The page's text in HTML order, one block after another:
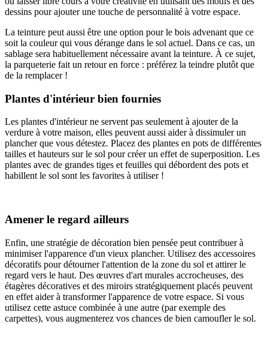
dessins pour ajouter une touche de personnalité à votre espace.
La teinture peut aussi être une option pour le bois advenant que ce
soit la couleur qui vous dérange dans le sol actuel. Dans ce cas, un
sablage sera habituellement nécessaire avant la teinture. À ce sujet,
la parqueterie fait un retour en force : préférez la teindre plutôt que
de la remplacer !
Plantes d'intérieur bien fournies
Les plantes d'intérieur ne servent pas seulement à ajouter de la
verdure à votre maison, elles peuvent aussi aider à dissimuler un
plancher que vous détestez. Placez des plantes en pots de différentes
tailles et hauteurs sur le sol pour créer un effet de superposition. Les
plantes avec de grandes tiges et feuilles qui débordent des pots et
habillent le sol sont les favorites à utiliser !
Amener le regard ailleurs
Enfin, une stratégie de décoration bien pensée peut contribuer à
minimiser l'apparence d'un vieux plancher. Utilisez des accessoires
décoratifs pour détourner l'attention de la zone du sol et attirer le
regard vers le haut. Des œuvres d'art murales accrocheuses, des
étagères décoratives et des miroirs stratégiquement placés peuvent
en effet aider à transformer l'apparence de votre espace. Si vous
utilisez cette astuce combinée à une autre (par exemple des
carpettes), vous augmenterez vos chances de bien camoufler le sol.